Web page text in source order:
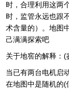
时，合理利用这两
时，监管永远也跟
术含量的）。地图
己满满探索吧
关于地窖的解释：(
当已有两台电机启
在地图中是随机的(